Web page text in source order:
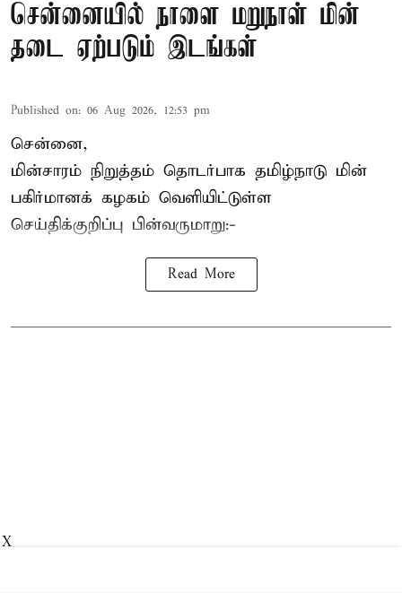
சென்னையில் நாளை மறுநாள் மின்
தடை ஏற்படும் இடங்கள்
Published on: 06 Aug 2026, 12:53 pm
சென்னை,
மின்சாரம் நிறுத்தம் தொடர்பாக தமிழ்நாடு மின்
பகிர்மானக் கழகம் வெளியிட்டுள்ள
செய்திக்குறிப்பு பின்வருமாறு:-
Read More
X